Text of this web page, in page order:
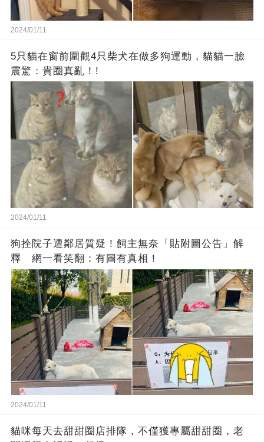
2024/01/11
5只貓在窗前圍觀4只柴犬在做多狗運動，貓貓一臉
震驚：貴圈真亂！!
2024/01/11
狗拴院子遭鄰居質疑！飼主無奈「貼附圖公告」解
釋 網一看笑翻：有圖有真相！
2024/01/11
貓咪每天去甜甜圈店排隊，不僅獲專屬甜甜圈，老